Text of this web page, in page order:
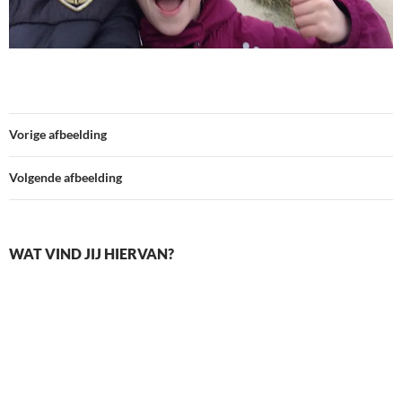
Vorige afbeelding
Volgende afbeelding
WAT VIND JIJ HIERVAN?